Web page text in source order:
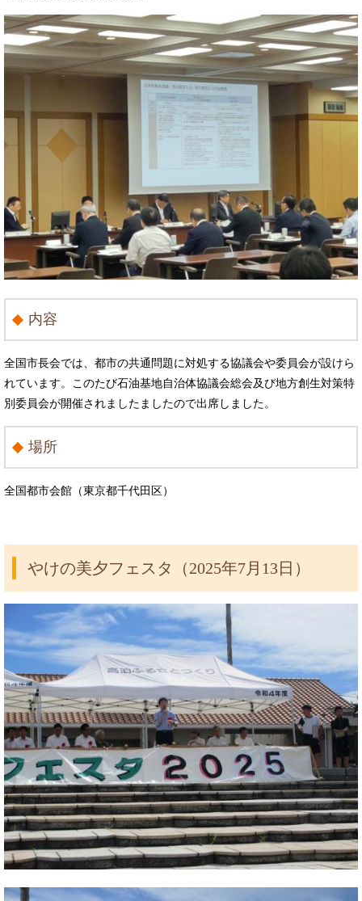
内容
全国市長会では、都市の共通問題に対処する協議会や委員会が設けら
れています。このたび石油基地自治体協議会総会及び地方創生対策特
別委員会が開催されましたましたので出席しました。
場所
全国都市会館（東京都千代田区）
やけの美夕フェスタ（2025年7月13日）